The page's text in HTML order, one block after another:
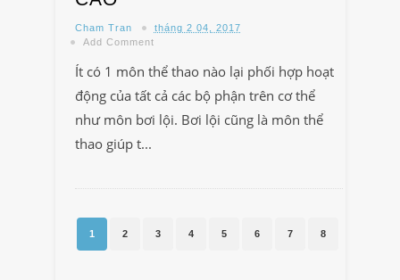
Cham Tran
tháng 2 04, 2017
Add Comment
Ít có 1 môn thể thao nào lại phối hợp hoạt
động của tất cả các bộ phận trên cơ thể
như môn bơi lội. Bơi lội cũng là môn thể
thao giúp t...
1 2 3 4 5 6 7 8